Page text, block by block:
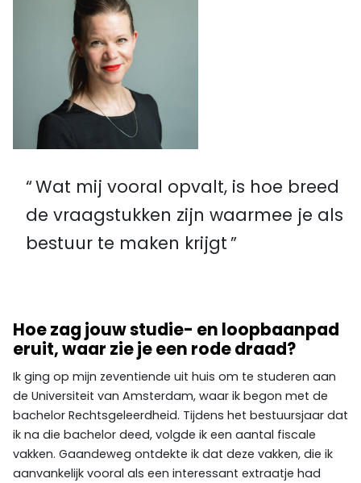
Wat mij vooral opvalt, is hoe breed
de vraagstukken zijn waarmee je als
bestuur te maken krijgt
Hoe zag jouw studie- en loopbaanpad
eruit, waar zie je een rode draad?
Ik ging op mijn zeventiende uit huis om te studeren aan
de Universiteit van Amsterdam, waar ik begon met de
bachelor Rechtsgeleerdheid. Tijdens het bestuursjaar dat
ik na die bachelor deed, volgde ik een aantal fiscale
vakken. Gaandeweg ontdekte ik dat deze vakken, die ik
aanvankelijk vooral als een interessant extraatje had